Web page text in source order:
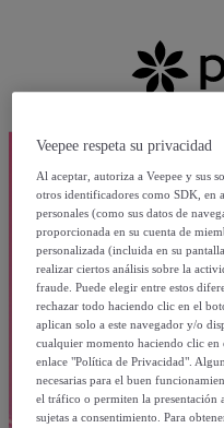
Veepee respeta su privacidad
Al aceptar, autoriza a Veepee y sus
otros identificadores como SDK, en
personales (como sus datos de
proporcionada en su cuenta de
personalizada (incluida en su
realizar ciertos análisis sobre la
fraude. Puede elegir entre estos
rechazar todo haciendo clic en el
aplican solo a este navegador y/o
cualquier momento haciendo clic en
enlace "Política de Privacidad".
necesarias para el buen
el tráfico o permiten la presentación
sujetas a consentimiento. Para